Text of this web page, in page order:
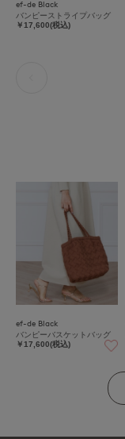
ef-de Black
バンピーストライプバッグ
￥17,600(税込)
ef-de Black
バンピーバスケットバッグ
￥17,600(税込)